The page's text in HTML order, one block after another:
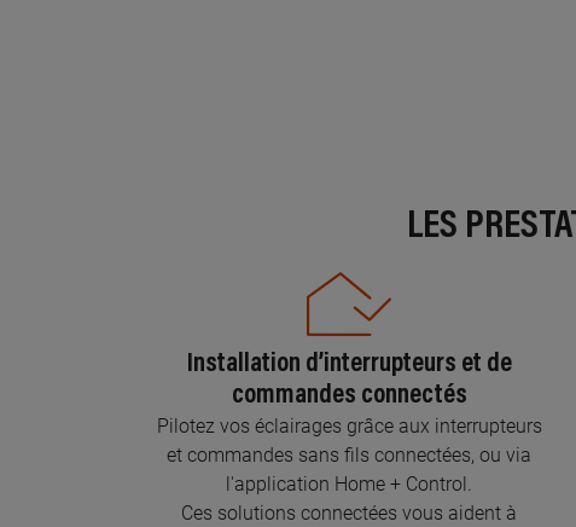
LES
Installation d’interrupteurs et de
commandes connectés
Pilotez vos éclairages grâce aux interrupteurs
et commandes sans fils connectées, ou via
l'application Home + Control.
Ces solutions connectées vous aident à